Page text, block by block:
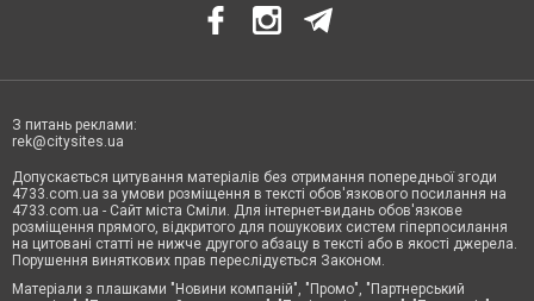
З питань реклами:
rek@citysites.ua
Допускається цитування матеріалів без отримання попередньої згоди
4733.com.ua за умови розміщення в тексті обов'язкового посилання на
4733.com.ua - Сайт міста Сміли. Для інтернет-видань обов'язкове
розміщення прямого, відкритого для пошукових систем гіперпосилання
на цитовані статті не нижче другого абзацу в тексті або в якості джерела.
Порушення виняткових прав переслідується Законом.
Матеріали з плашками "Новини компаній", "Промо", "Партнерський